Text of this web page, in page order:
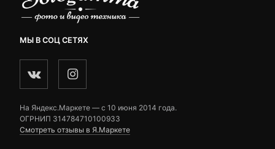
МЫ В СОЦ СЕТЯХ
На Яндекс.Маркете — c 10 июня 2014 года.
ОГРНИП 314784710100933
Смотреть отзывы в Я.Маркете